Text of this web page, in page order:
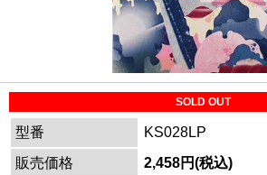
SOLD OUT
型番
KS028LP
販売価格
2,458円(税込)